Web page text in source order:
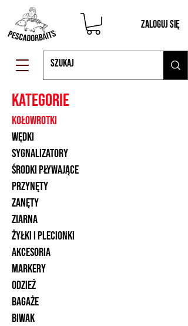
Zaloguj się
KATEGORIE
kołowrotki
wędki
sygnalizatory
środki pływające
Przynęty
zanęty
ZIARNA
żyłki i plecionki
akcesoria
markery
odzież
bagaże
Biwak